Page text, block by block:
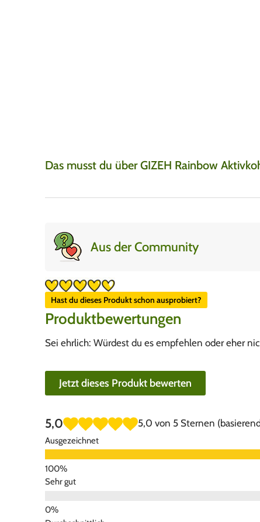
Das musst du über GIZEH Rainbow
Aus der Community
Hast du dieses Produkt schon ausprobiert?
Produktbewertungen
Sei ehrlich: Würdest du es empfehlen oder eher
Jetzt dieses Produkt bewerten
5,0 5,0 von 5 Sternen
Ausgezeichnet
Sehr gut